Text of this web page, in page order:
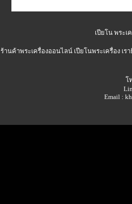
เปียโน พระเ
ร้านค้าพระเครื่องออนไลน์ เปียโนพระเครื่อง เ
โ
Email :